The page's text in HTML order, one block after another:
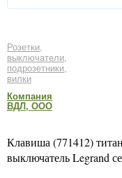
Розетки,
выключатели,
подрозетники,
вилки
Компания
ВДЛ, ООО
Клавиша (771412)
выключатель Legrand